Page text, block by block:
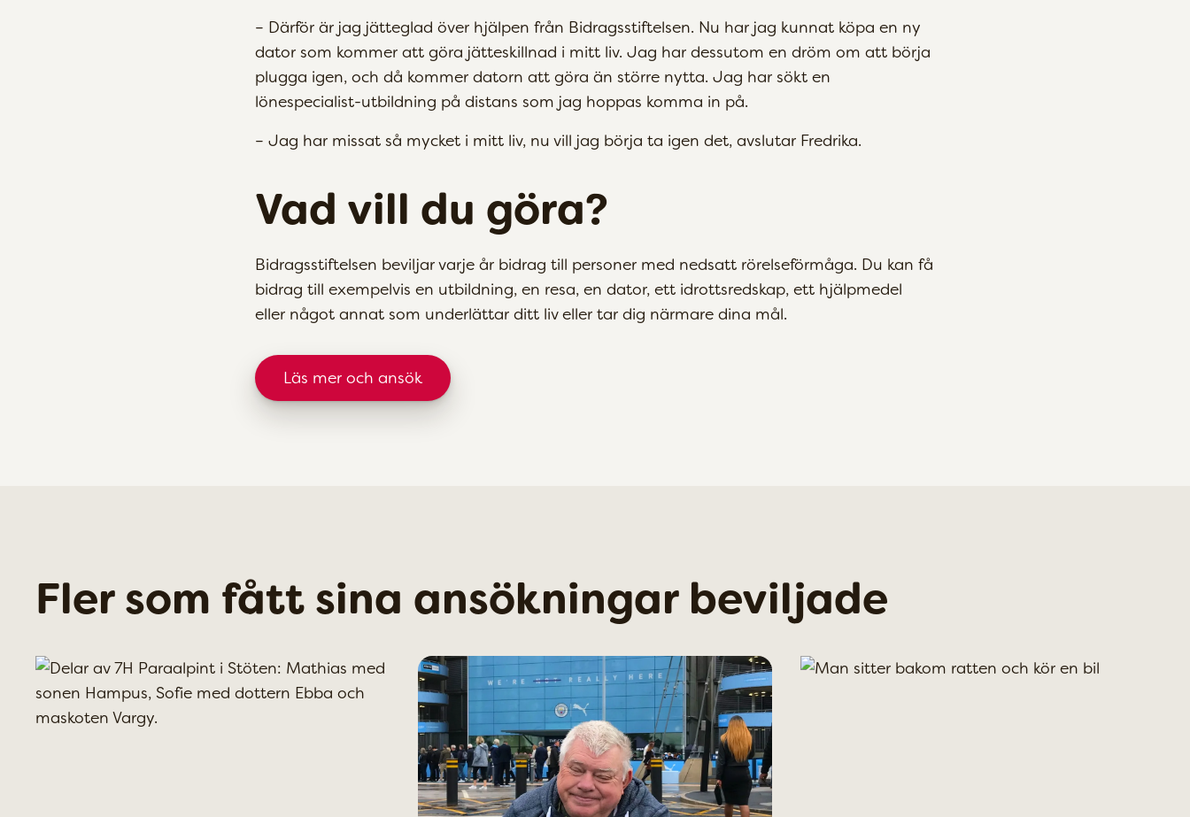
– Därför är jag jätteglad över hjälpen från Bidragsstiftelsen. Nu har jag kunnat köpa en ny
dator som kommer att göra jätteskillnad i mitt liv. Jag har dessutom en dröm om att börja
plugga igen, och då kommer datorn att göra än större nytta. Jag har sökt en
lönespecialist-utbildning på distans som jag hoppas komma in på.
– Jag har missat så mycket i mitt liv, nu vill jag börja ta igen det, avslutar Fredrika.
Vad vill du göra?
Bidragsstiftelsen beviljar varje år bidrag till personer med nedsatt rörelseförmåga. Du kan få
bidrag till exempelvis en utbildning, en resa, en dator, ett idrottsredskap, ett hjälpmedel
eller något annat som underlättar ditt liv eller tar dig närmare dina mål.
Läs mer och ansök
Fler som fått sina ansökningar beviljade